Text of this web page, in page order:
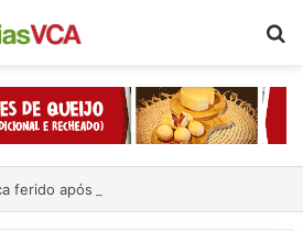
ferido após moto cair na ribanceira